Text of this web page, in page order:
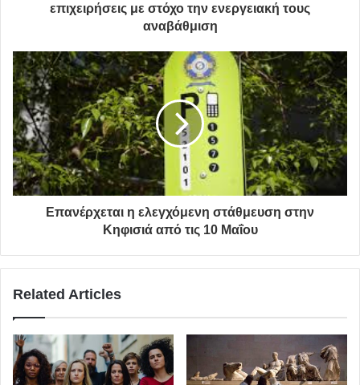
επιχειρήσεις με στόχο την ενεργειακή τους
αναβάθμιση
Επανέρχεται η ελεγχόμενη στάθμευση στην
Κηφισιά από τις 10 Μαΐου
Related Articles